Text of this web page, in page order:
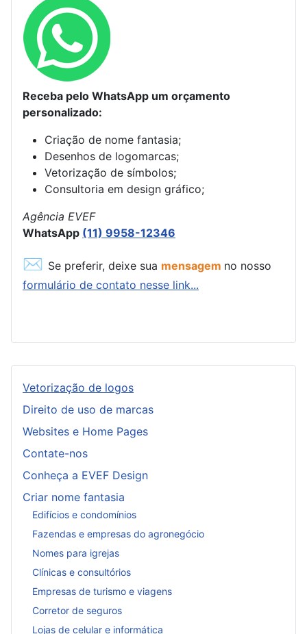
Vetorização de logos
Direito de uso de marcas
Websites e Home Pages
Contate-nos
Conheça a EVEF Design
Criar nome fantasia
Edifícios e condomínios
Fazendas e empresas do agronegócio
Nomes para igrejas
Clínicas e consultórios
Empresas de turismo e viagens
Corretor de seguros
Lojas de celular e informática
Receba pelo WhatsApp um orçamento
personalizado:
Criação de nome fantasia;
Desenhos de logomarcas;
Vetorização de símbolos;
Consultoria em design gráfico;
Agência EVEF
WhatsApp (11) 9958-12346
✉ Se preferir, deixe sua mensagem no nosso
formulário de contato nesse link...